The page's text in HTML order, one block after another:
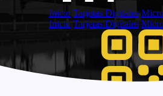
Inicio Tarjetas Digitales
Inicio Tarjetas Digitales